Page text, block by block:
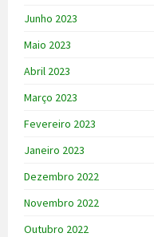
Junho 2023
Maio 2023
Abril 2023
Março 2023
Fevereiro 2023
Janeiro 2023
Dezembro 2022
Novembro 2022
Outubro 2022